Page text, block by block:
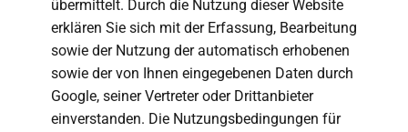
übermittelt. Durch die Nutzung dieser Website
erklären Sie sich mit der Erfassung, Bearbeitung
sowie der Nutzung der automatisch erhobenen
sowie der von Ihnen eingegebenen Daten durch
Google, seiner Vertreter oder Drittanbieter
einverstanden. Die Nutzungsbedingungen für